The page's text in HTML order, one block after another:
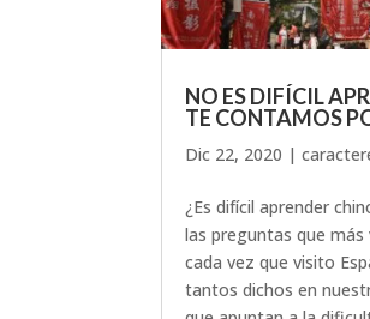
NO ES DIFÍCIL
TE CONTAMOS
Dic 22, 2020 |
¿Es difícil aprender
las preguntas que más
cada vez que visito
tantos dichos en